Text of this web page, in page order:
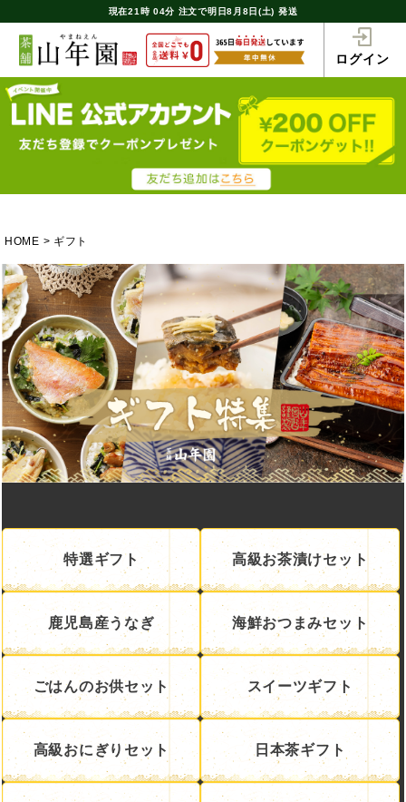
現在21時 04分 注文で明日8月8日(土) 発送
ログイン
HOME ギフト
特選ギフト 高級お茶漬けセット
鹿児島産うなぎ 海鮮おつまみセット
ごはんのお供セット スイーツギフト
高級おにぎりセット 日本茶ギフト